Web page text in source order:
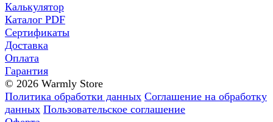
Калькулятор
Каталог PDF
Сертификаты
Доставка
Оплата
Гарантия
© 2026 Warmly Store
Политика обработки данных Соглашение на обработку
данных Пользовательское соглашение